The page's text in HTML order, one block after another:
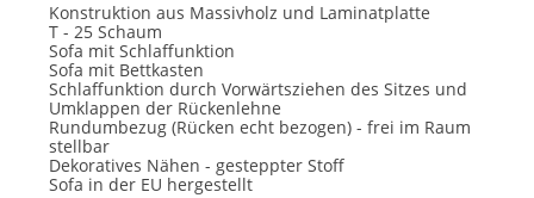
Konstruktion aus Massivholz und Laminatplatte
T - 25 Schaum
Sofa mit Schlaffunktion
Sofa mit Bettkasten
Schlaffunktion durch Vorwärtsziehen des Sitzes und
Umklappen der Rückenlehne
Rundumbezug (Rücken echt bezogen) - frei im Raum
stellbar
Dekoratives Nähen - gesteppter Stoff
Sofa in der EU hergestellt